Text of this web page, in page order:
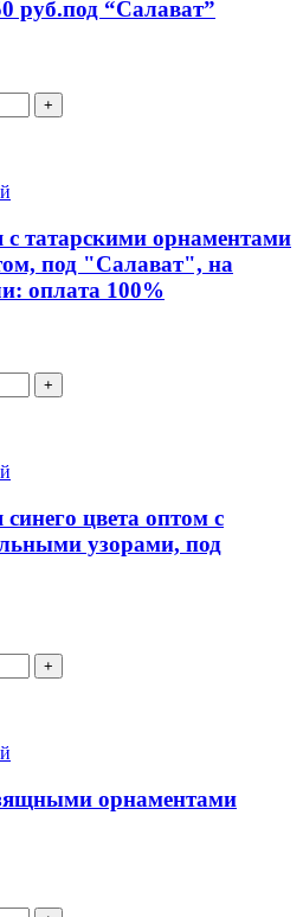
руб.под “Салават”
с татарскими орнаментами
под "Салават", на
оплата 100%
цвета оптом с
узорами, под
орнаментами